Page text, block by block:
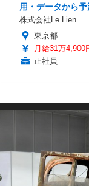
用・データから
株式会社Le Lien
東京都
月給31万4,900
正社員